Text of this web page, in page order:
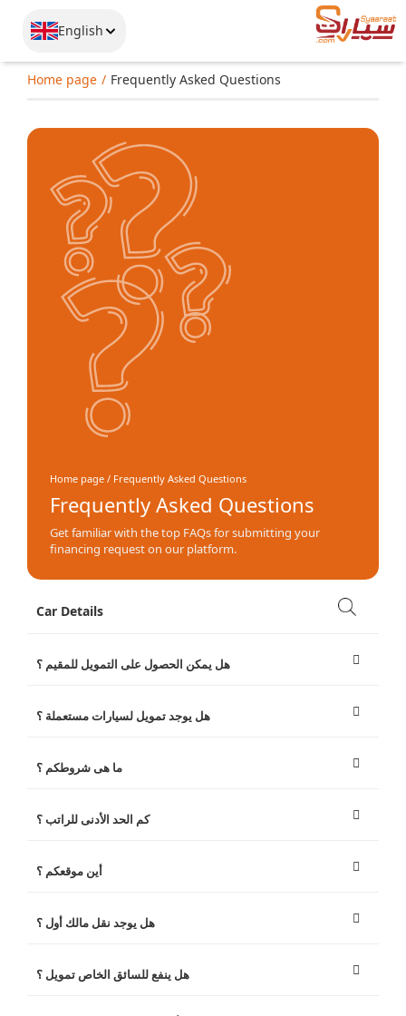
English
Home page Frequently Asked Questions
Home page / Frequently Asked Questions
Frequently Asked Questions
Get familiar with the top FAQs for submitting your
financing request on our platform.
Car Details
هل يمكن الحصول على التمويل للمقيم ؟
هل يوجد تمويل لسيارات مستعملة ؟
ما هى شروطكم ؟
كم الحد الأدنى للراتب ؟
أين موقعكم ؟
هل يوجد نقل مالك أول ؟
هل ينفع للسائق الخاص تمويل ؟